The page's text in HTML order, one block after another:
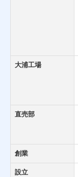
大浦工場
直売部
創業
設立